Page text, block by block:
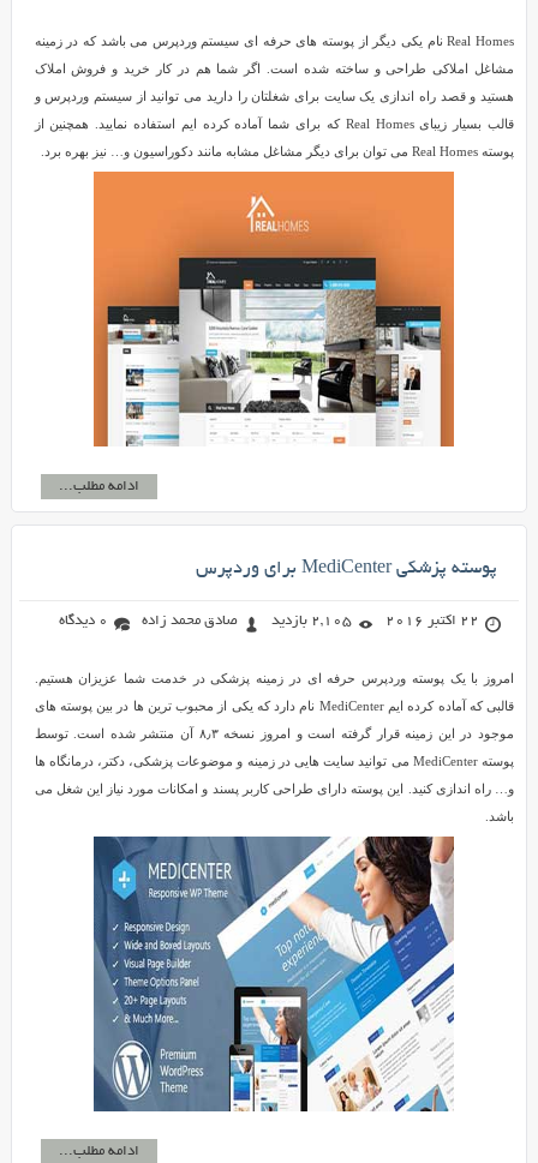
Real Homes نام یکی دیگر از پوسته های حرفه ای سیستم وردپرس می باشد که در زمینه
مشاغل املاکی طراحی و ساخته شده است. اگر شما هم در کار خرید و فروش املاک
هستید و قصد راه اندازی یک سایت برای شغلتان را دارید می توانید از سیستم وردپرس و
قالب بسیار زیبای Real Homes که برای شما آماده کرده ایم استفاده نمایید. همچنین از
پوسته Real Homes می توان برای دیگر مشاغل مشابه مانند دکوراسیون و… نیز بهره برد.
ادامه مطلب...
پوسته پزشکی MediCenter برای وردپرس
22 اکتبر 2016 2,105 بازدید صادق محمد زاده 0 دیدگاه
امروز با یک پوسته وردپرس حرفه ای در زمینه پزشکی در خدمت شما عزیزان هستیم.
قالبی که آماده کرده ایم MediCenter نام دارد که یکی از محبوب ترین ها در بین پوسته های
موجود در این زمینه قرار گرفته است و امروز نسخه ۸٫۳ آن منتشر شده است. توسط
پوسته MediCenter می توانید سایت هایی در زمینه و موضوعات پزشکی، دکتر، درمانگاه ها
و… راه اندازی کنید. این پوسته دارای طراحی کاربر پسند و امکانات مورد نیاز این شغل می
باشد.
ادامه مطلب...